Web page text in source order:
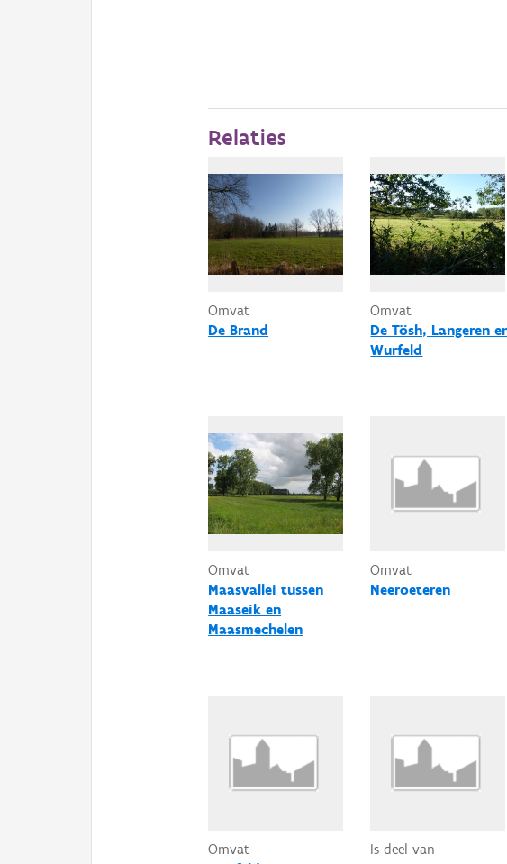
Relaties
Omvat
De Brand
Omvat
De Tösh, Langeren
Wurfeld
Omvat
Maasvallei tussen
Maaseik en
Maasmechelen
Omvat
Neeroeteren
Omvat
Is deel van